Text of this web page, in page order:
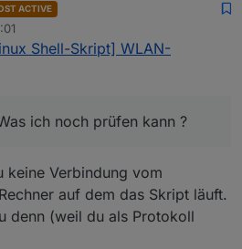
keine Daten in Iob
4 , Iob läuft unter Proxmox,
Proxmox.
aus dem Log:
bin ich genervt weil es nicht laufen
ACTIVE
Shell-Skript] WLAN-
ich noch prüfen kann ?
keine Verbindung vom
auf dem das Skript läuft.
denn (weil du als Protokoll